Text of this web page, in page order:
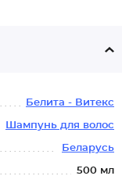
Белита - Витекс
Шампунь для волос
Беларусь
500 мл